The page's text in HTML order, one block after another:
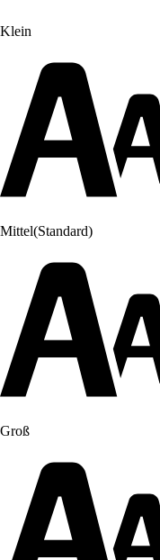
Klein
Mittel(Standard)
Groß